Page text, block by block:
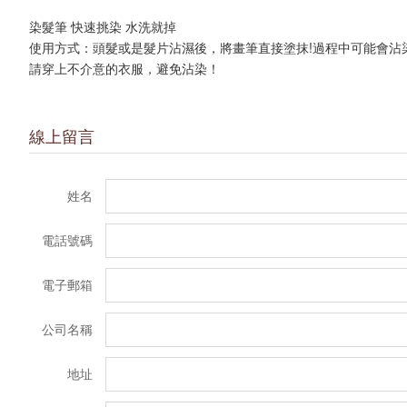
染髮筆 快速挑染 水洗就掉
使用方式：頭髮或是髮片沾濕後，將畫筆直接塗抹!過程中可能會
請穿上不介意的衣服，避免沾染！
線上留言
姓名
電話號碼
電子郵箱
公司名稱
地址